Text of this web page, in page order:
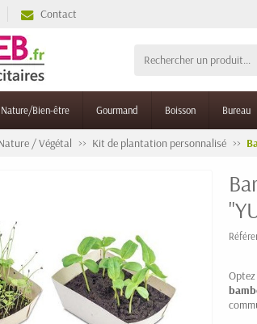
Contact
Nature/Bien-être Gourmand Boisson Bureau
/ Végétal Kit de plantation personnalisé